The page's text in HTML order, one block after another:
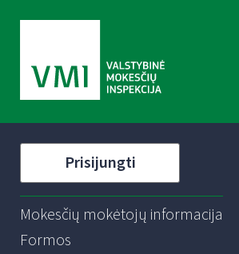
Prisijungti
Mokesčių mokėtojų informacija
Formos